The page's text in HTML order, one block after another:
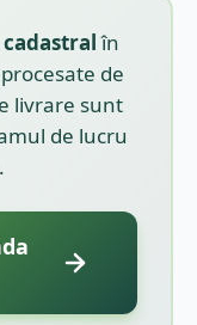
în
de
livrare sunt
de lucru